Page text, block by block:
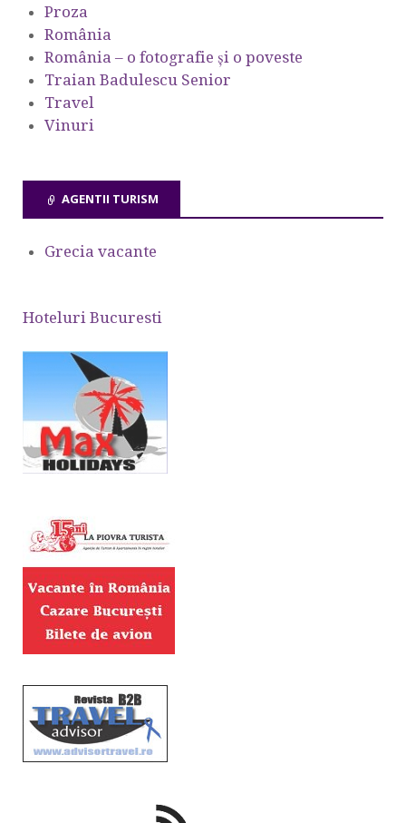
Proza
România
România – o fotografie şi o poveste
Traian Badulescu Senior
Travel
Vinuri
AGENTII TURISM
Grecia vacante
Hoteluri Bucuresti